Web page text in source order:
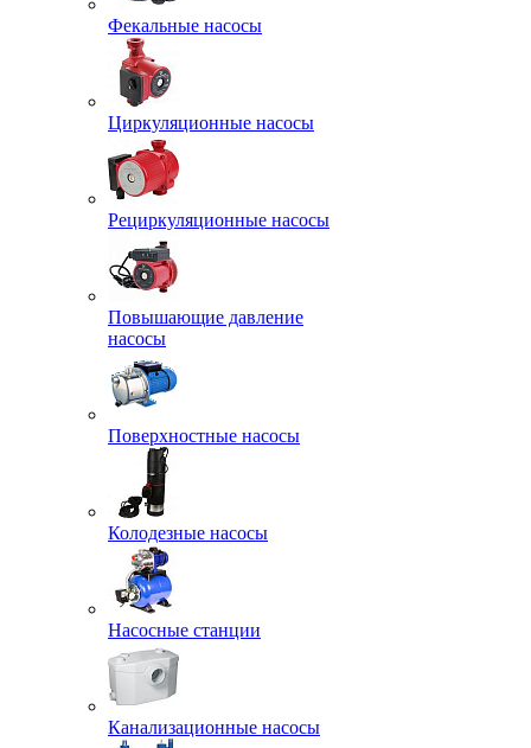
Фекальные насосы
Циркуляционные насосы
Рециркуляционные насосы
Повышающие давление
насосы
Поверхностные насосы
Колодезные насосы
Насосные станции
Канализационные насосы